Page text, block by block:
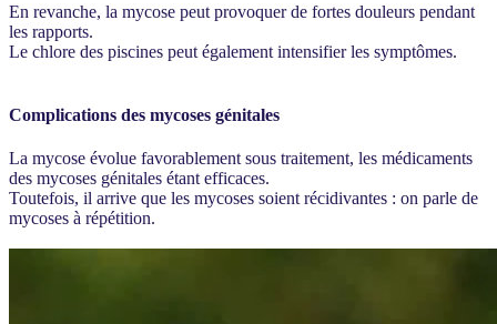
En revanche, la mycose peut provoquer de fortes douleurs pendant
les rapports.
Le chlore des piscines peut également intensifier les symptômes.
Complications des mycoses génitales
La mycose évolue favorablement sous traitement, les médicaments
des mycoses génitales étant efficaces.
Toutefois, il arrive que les mycoses soient récidivantes : on parle de
mycoses à répétition.